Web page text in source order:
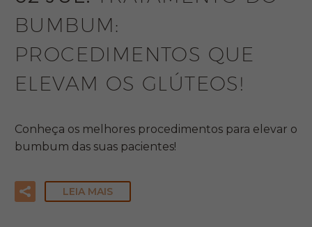
BUMBUM:
PROCEDIMENTOS QUE
ELEVAM OS GLÚTEOS!
Conheça os melhores procedimentos para elevar o
bumbum das suas pacientes!
LEIA MAIS